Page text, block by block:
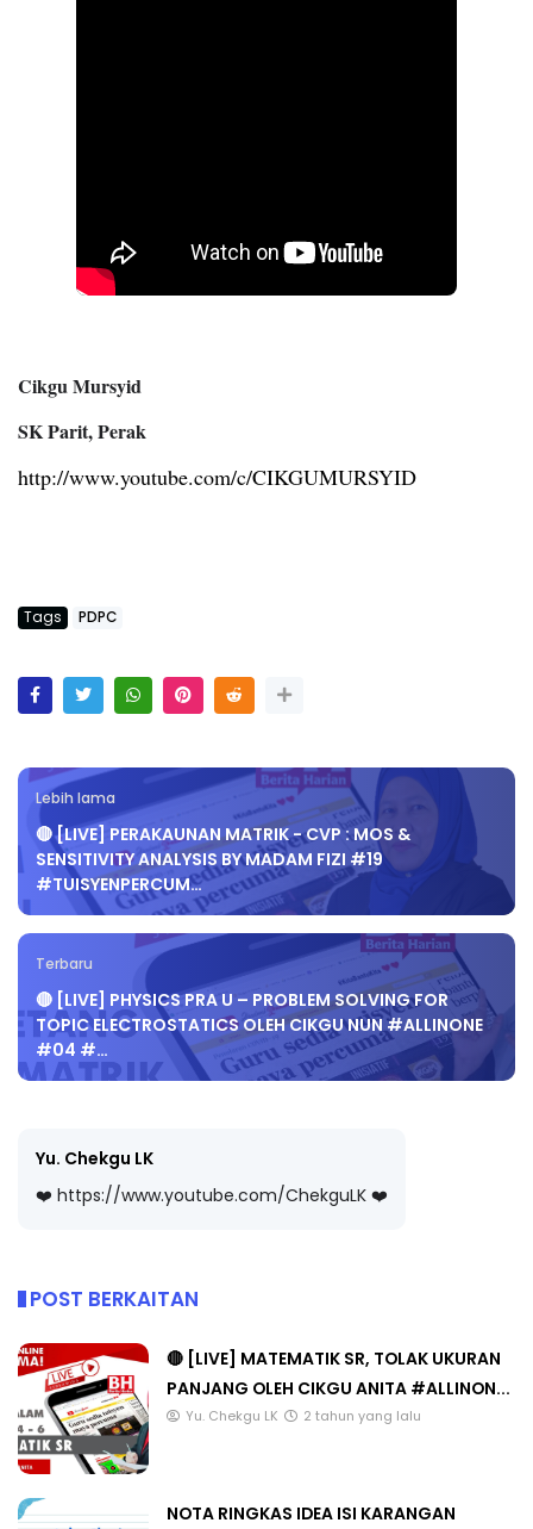
Cikgu Mursyid
SK Parit, Perak
http://www.youtube.com/c/CIKGUMURSYID
Tags PDPC
Lebih lama
🔴 [LIVE] PERAKAUNAN MATRIK - CVP : MOS &
SENSITIVITY ANALYSIS BY MADAM FIZI #19
#TUISYENPERCUM…
Terbaru
🔴 [LIVE] PHYSICS PRA U – PROBLEM SOLVING FOR
TOPIC ELECTROSTATICS OLEH CIKGU NUN #ALLINONE
#04 #…
Yu. Chekgu LK
❤️ https://www.youtube.com/ChekguLK ❤️
POST BERKAITAN
🔴 [LIVE] MATEMATIK SR, TOLAK UKURAN
PANJANG OLEH CIKGU ANITA #ALLINON...
Yu. Chekgu LK 2 tahun yang lalu
NOTA RINGKAS IDEA ISI KARANGAN